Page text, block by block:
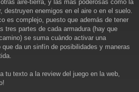
aire-tierra, y las mas poderosas como la
destruyen enemigos en el aire o en el suelo.
es complejo, puesto que además de tener
tres partes de cada armadura (hay que
se suma cuàndo activar una
da un sinfín de posibilidades y maneras
tu texto a la review del juego en la web,